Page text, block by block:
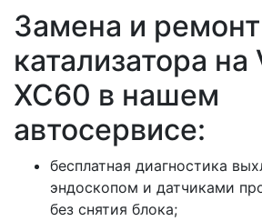
Замена и ремонт
катализатора на
ХС60 в нашем
автосервисе:
бесплатная диагностика
эндоскопом и датчиками
без снятия блока;